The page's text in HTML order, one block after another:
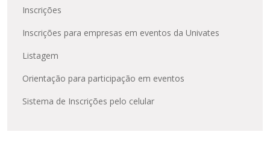
Inscrições
Inscrições para empresas em eventos da Univates
Listagem
Orientação para participação em eventos
Sistema de Inscrições pelo celular